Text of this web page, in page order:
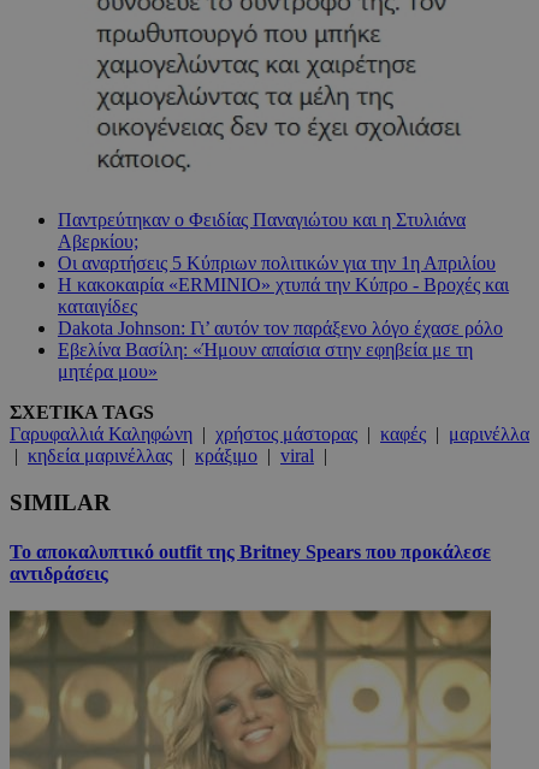
Παντρεύτηκαν ο Φειδίας Παναγιώτου και η Στυλιάνα
Αβερκίου;
Οι αναρτήσεις 5 Κύπριων πολιτικών για την 1η Απριλίου
Η κακοκαιρία «ERMINIO» χτυπά την Κύπρο - Βροχές και
καταιγίδες
Dakota Johnson: Γι’ αυτόν τον παράξενο λόγο έχασε ρόλο
Εβελίνα Βασίλη: «Ήμουν απαίσια στην εφηβεία με τη
μητέρα μου»
ΣΧΕΤΙΚΑ TAGS
Γαρυφαλλιά Καληφώνη | χρήστος μάστορας | καφές | μαρινέλλα
| κηδεία μαρινέλλας | κράξιμο | viral |
SIMILAR
Το αποκαλυπτικό outfit της Britney Spears που προκάλεσε
αντιδράσεις